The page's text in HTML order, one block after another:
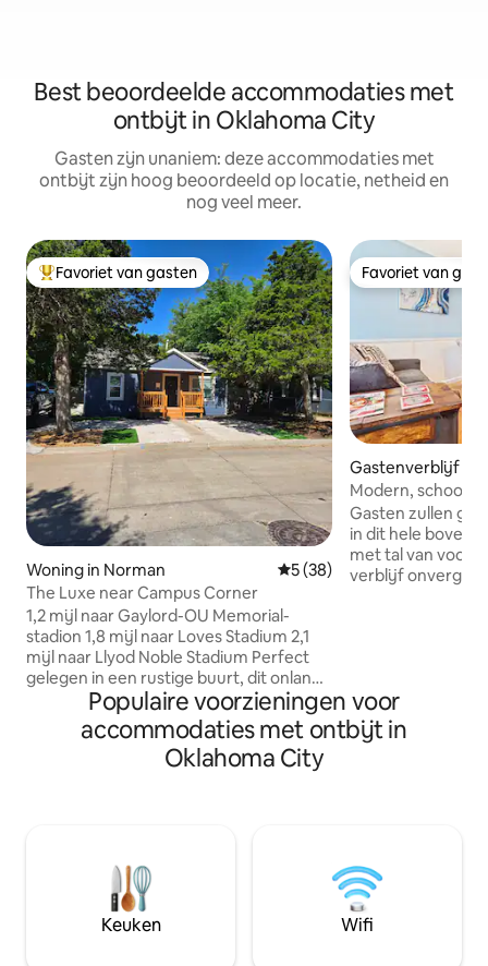
Best beoordeelde accommodaties met
ontbijt in Oklahoma City
Gasten zijn unaniem: deze accommodaties met
ontbijt zijn hoog beoordeeld op locatie, netheid en
nog veel meer.
Topfavoriet van gasten
Favoriet van gasten
Woning in Norman Gemiddelde beoordeling
5 (38)
The Luxe near Campus Corner
1,2 mijl naar Gaylord-OU Memorial-
stadion 1,8 mijl naar Loves Stadium 2,1
mijl naar Llyod Noble Stadium Perfect
gelegen in een rustige buurt, dit onlangs
opgewaardeerde huis ligt op
loopafstand van OU's voetbal-,
basketbal- en softbalstadions, het eet-
en nachtleven van Campus Corner, en
een volledig uitgeruste keuken en
wasruimte. Perfect om te ontspannen
na een dag vol avontuur.
Favoriet van
Favoriet van
Gastenverblijf in
Modern, schoon,
appartement
Gasten zullen
in dit hele
met tal van
verblijf
dat geweldig is
koken op onze
kan worden
Populaire voorzieningen voor
accommodaties met ontbijt in
Oklahoma City
Keuken Wifi